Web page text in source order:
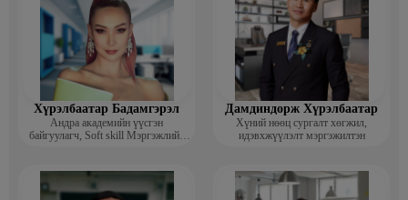
Хүрэлбаатар Бадамгэрэл
Андра академийн үүсгэн
байгуулагч, Soft skill Мэргэжлийн
Дамдиндорж Хүрэлбаатар
Хүний нөөц сургалт хөгжил,
идэвхжүүлэлт мэргэжилтэн